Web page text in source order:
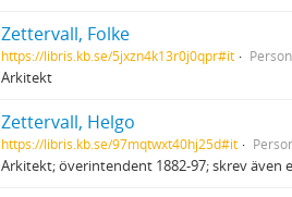
Zettervall, Folke
https://libris.kb.se/5jxzn4k13r0j0qpr#it Person
Arkitekt
Zettervall, Helgo
https://libris.kb.se/97mqtwxt40hj25d#it
Arkitekt; överintendent 1882-97; skrev